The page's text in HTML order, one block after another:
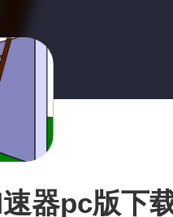
器pc版下